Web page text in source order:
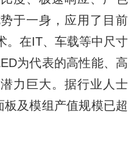
于一身，应用了目前
。在IT、车载等中尺寸
为代表的高性能、高
力巨大。据行业人士
及模组产值规模已超